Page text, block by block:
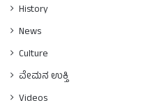
History
News
Culture
ವೇಮನ ಉಕ್ತಿ
Videos